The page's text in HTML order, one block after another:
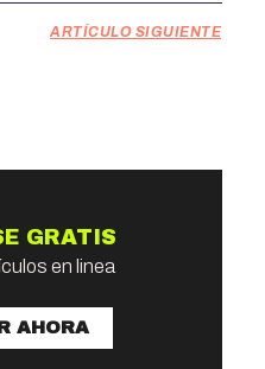
ARTÍCULO SIGUIENTE
GRATIS
en linea
AHORA